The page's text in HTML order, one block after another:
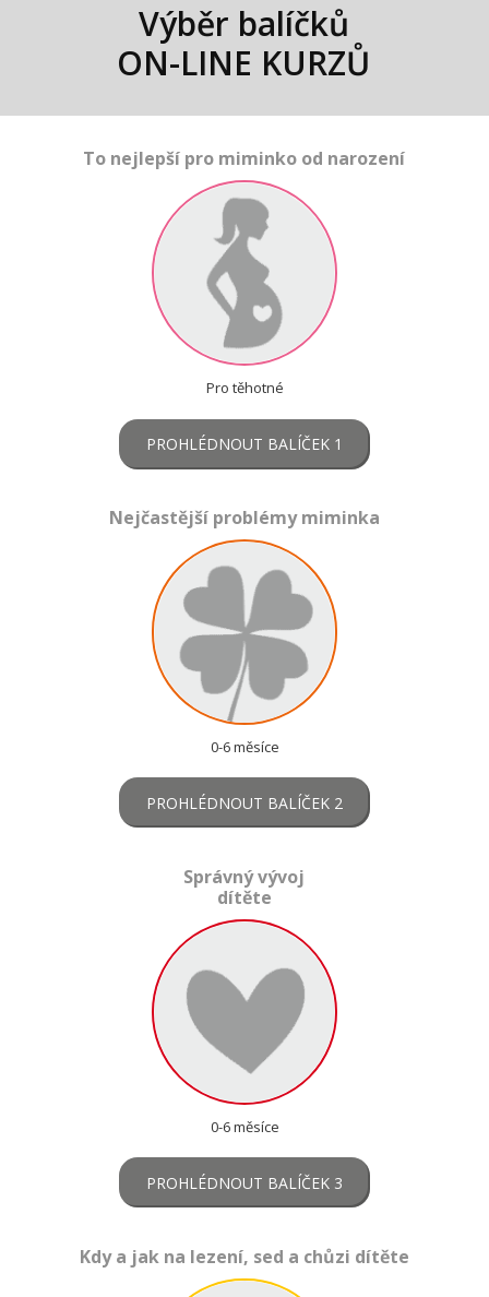
Výběr balíčků
ON-LINE KURZŮ
To nejlepší pro miminko od narození
Pro těhotné
PROHLÉDNOUT BALÍČEK 1
Nejčastější problémy miminka
0-6 měsíce
PROHLÉDNOUT BALÍČEK 2
Správný vývoj
dítěte
0-6 měsíce
PROHLÉDNOUT BALÍČEK 3
Kdy a jak na lezení, sed a chůzi dítěte